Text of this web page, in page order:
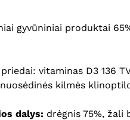
gyvūniniai produktai
vitaminas D3 136
nuosėdinės kilmės
dalys: drėgnis 75%, žali